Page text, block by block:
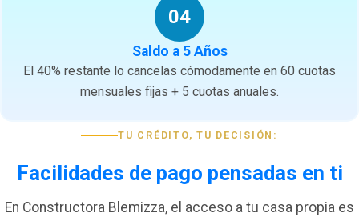
04
Saldo a 5 Años
El 40% restante lo cancelas cómodamente en 60 cuotas
mensuales fijas + 5 cuotas anuales.
TU CRÉDITO, TU DECISIÓN:
Facilidades de pago pensadas en ti
En Constructora Blemizza, el acceso a tu casa propia es